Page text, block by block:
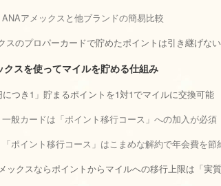
ANAアメックスと他ブランドの簡易比較
スのプロパーカードで貯めたポイントは引き継げない
クスを使ってマイルを貯める仕組み
につき1」貯まるポイントを1対1でマイルに交換可能
一般カードは「ポイント移行コース」への加入が必須
「ポイント移行コース」はこまめな解約で年会費を節
ックスならポイントからマイルへの移行上限は「実質